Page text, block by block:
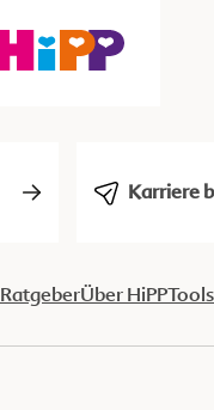
Karriere
RatgeberÜber HiPP